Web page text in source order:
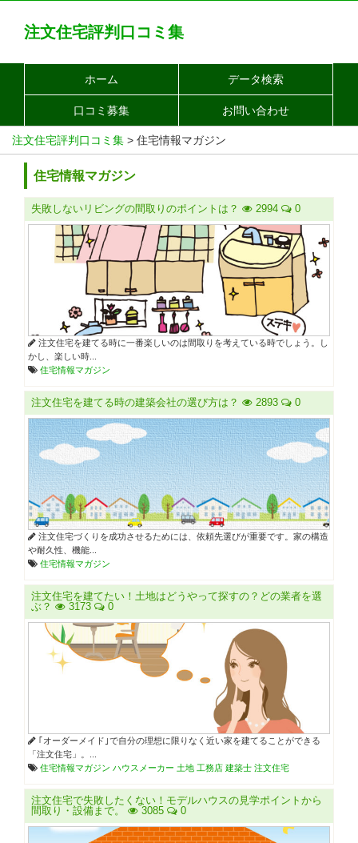
注文住宅評判口コミ集
ホーム データ検索
口コミ募集 お問い合わせ
注文住宅評判口コミ集 > 住宅情報マガジン
住宅情報マガジン
失敗しないリビングの間取りのポイントは？ 2994 0
注文住宅を建てる時に一番楽しいのは間取りを考えている時でしょう。し
かし、楽しい時...
住宅情報マガジン
注文住宅を建てる時の建築会社の選び方は？ 2893 0
注文住宅づくりを成功させるためには、依頼先選びが重要です。家の構造
や耐久性、機能...
住宅情報マガジン
注文住宅を建てたい！土地はどうやって探すの？どの業者を選
ぶ？
3173 0
｢オーダーメイド｣で自分の理想に限りなく近い家を建てることができる
「注文住宅」。...
住宅情報マガジン ハウスメーカー 土地 工務店 建築士 注文住宅
注文住宅で失敗したくない！モデルハウスの見学ポイントから
間取り・設備まで。
3085 0